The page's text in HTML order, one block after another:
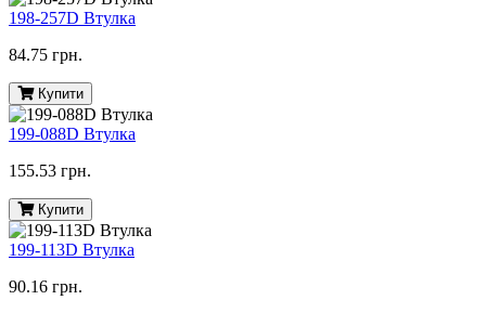
198-257D Втулка
84.75 грн.
Купити
199-088D Втулка
155.53 грн.
Купити
199-113D Втулка
90.16 грн.